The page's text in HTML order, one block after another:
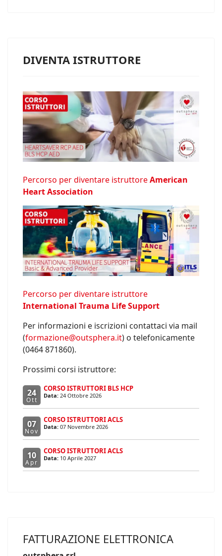
DIVENTA ISTRUTTORE
Percorso per diventare istruttoreAmerican
Heart Association
Percorso per diventare istruttore
International Trauma Life Support
Per informazioni e iscrizioni contattaci via mail
(formazione@outsphera.it) o telefonicamente
(0464 871860).
Prossimi corsi istruttore:
24
Ott
CORSO ISTRUTTORI BLS HCP
Data: 24 Ottobre 2026
07
Nov
CORSO ISTRUTTORI ACLS
Data: 07 Novembre 2026
10
Apr
CORSO ISTRUTTORI ACLS
Data: 10 Aprile 2027
FATTURAZIONE ELETTRONICA